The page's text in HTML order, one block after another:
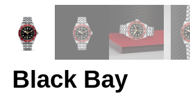
Black Bay